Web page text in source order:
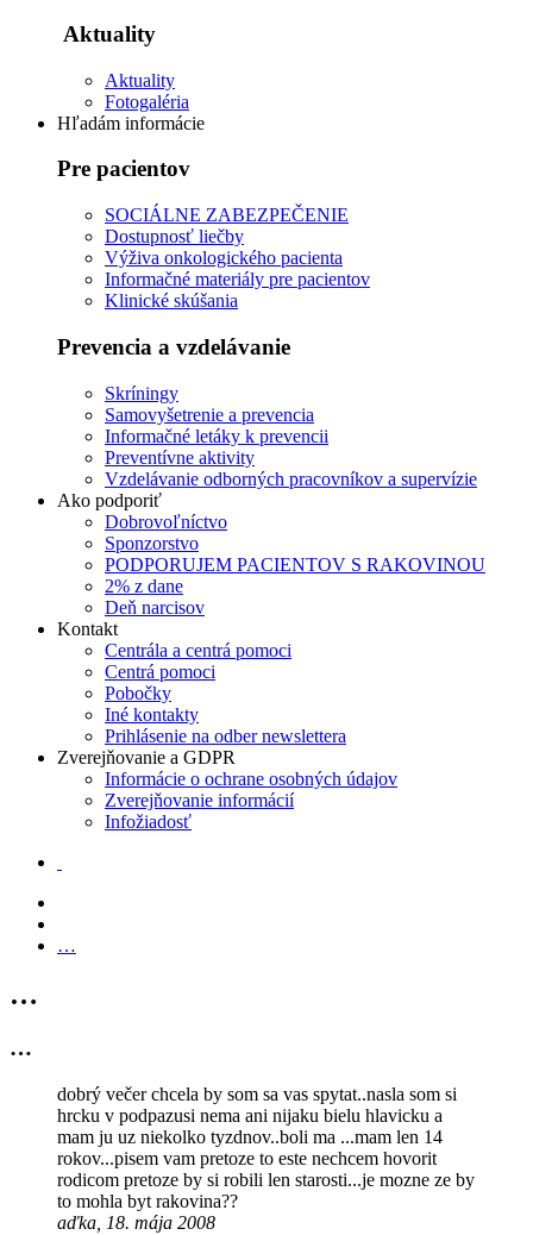
Aktuality
Aktuality
Fotogaléria
Hľadám informácie
Pre pacientov
SOCIÁLNE ZABEZPEČENIE
Dostupnosť liečby
Výživa onkologického pacienta
Informačné materiály pre pacientov
Klinické skúšania
Prevencia a vzdelávanie
Skríningy
Samovyšetrenie a prevencia
Informačné letáky k prevencii
Preventívne aktivity
Vzdelávanie odborných pracovníkov a supervízie
Ako podporiť
Dobrovoľníctvo
Sponzorstvo
PODPORUJEM PACIENTOV S RAKOVINOU
2% z dane
Deň narcisov
Kontakt
Centrála a centrá pomoci
Centrá pomoci
Pobočky
Iné kontakty
Prihlásenie na odber newslettera
Zverejňovanie a GDPR
Informácie o ochrane osobných údajov
Zverejňovanie informácií
Infožiadosť
…
…
…
dobrý večer chcela by som sa vas spytat..nasla som si
hrcku v podpazusi nema ani nijaku bielu hlavicku a
mam ju uz niekolko tyzdnov..boli ma ...mam len 14
rokov...pisem vam pretoze to este nechcem hovorit
rodicom pretoze by si robili len starosti...je mozne ze by
to mohla byt rakovina??
aďka, 18. mája 2008